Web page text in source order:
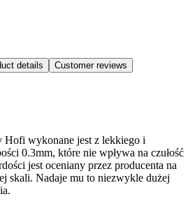
details
Customer reviews
Hofi wykonane jest z lekkiego i
0.3mm, które nie wpływa na czułość
jest oceniany przez producenta na
skali. Nadaje mu to niezwykle dużej